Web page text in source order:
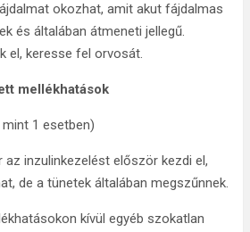
okozhat, amit akut fájdalmas
és általában átmeneti jellegű.
el, keresse fel orvosát.
mellékhatások
1 esetben)
az inzulinkezelést először kezdi el,
de a tünetek általában megszűnnek.
kívül egyéb szokatlan